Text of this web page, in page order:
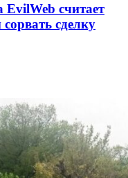
EvilWeb считает
сделку